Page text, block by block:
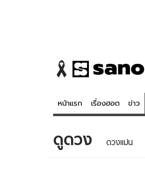
หน้าแรก เรื่องฮอต ข่าว
ข่าว
ดูดวง ดวงแม่น